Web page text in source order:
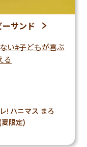
サンド
い 子どもが喜ぶ
る
! ハニマス まろ
限定)